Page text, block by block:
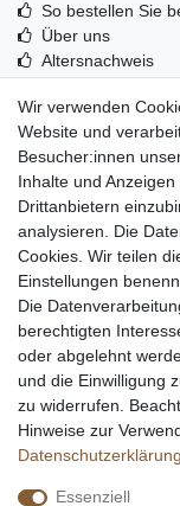
So bestellen Sie
Über uns
Altersnachweis
Echtheit von
Messer Info
Messer schärfen
Messerhersteller
Stahltabelle
Stahlarten
Rockwell Härte
Messerarten
Klingenformen
Holzarten
Impressum
Wir verwenden
Website und
Besucher:innen
Inhalte und
Drittanbietern
analysieren. Die
Cookies. Wir teilen
Einstellungen
Die
berechtigten
oder abgelehnt
und die Einwilligung
zu widerrufen.
Hinweise zur
Daten­schutz­erklärung
Essenziell